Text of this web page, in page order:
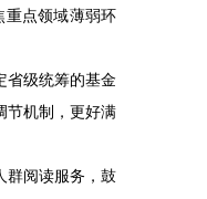
重点领域薄弱环
省级统筹的基金
节机制，更好满
群阅读服务，鼓